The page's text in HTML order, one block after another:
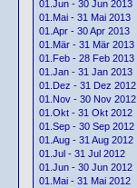
01.Jun - 30 Jun 2013
01.Mai - 31 Mai 2013
01.Apr - 30 Apr 2013
01.Mär - 31 Mär 2013
01.Feb - 28 Feb 2013
01.Jan - 31 Jan 2013
01.Dez - 31 Dez 2012
01.Nov - 30 Nov 2012
01.Okt - 31 Okt 2012
01.Sep - 30 Sep 2012
01.Aug - 31 Aug 2012
01.Jul - 31 Jul 2012
01.Jun - 30 Jun 2012
01.Mai - 31 Mai 2012